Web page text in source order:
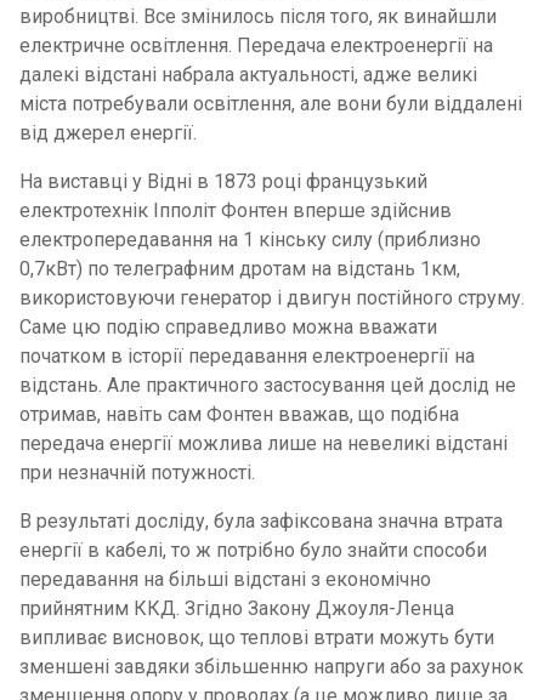
виробництві. Все змінилось після того, як винайшли
електричне освітлення. Передача електроенергії на
далекі відстані набрала актуальності, адже великі
міста потребували освітлення, але вони були віддалені
від джерел енергії.
На виставці у Відні в 1873 році французький
електротехнік Іпполіт Фонтен вперше здійснив
електропередавання на 1 кінську силу (приблизно
0,7кВт) по телеграфним дротам на відстань 1км,
використовуючи генератор і двигун постійного струму.
Саме цю подію справедливо можна вважати
початком в історії передавання електроенергії на
відстань. Але практичного застосування цей дослід не
отримав, навіть сам Фонтен вважав, що подібна
передача енергії можлива лише на невеликі відстані
при незначній потужності.
В результаті досліду, була зафіксована значна втрата
енергії в кабелі, то ж потрібно було знайти способи
передавання на більші відстані з економічно
прийнятним ККД. Згідно Закону Джоуля-Ленца
випливає висновок, що теплові втрати можуть бути
зменшені завдяки збільшенню напруги або за рахунок